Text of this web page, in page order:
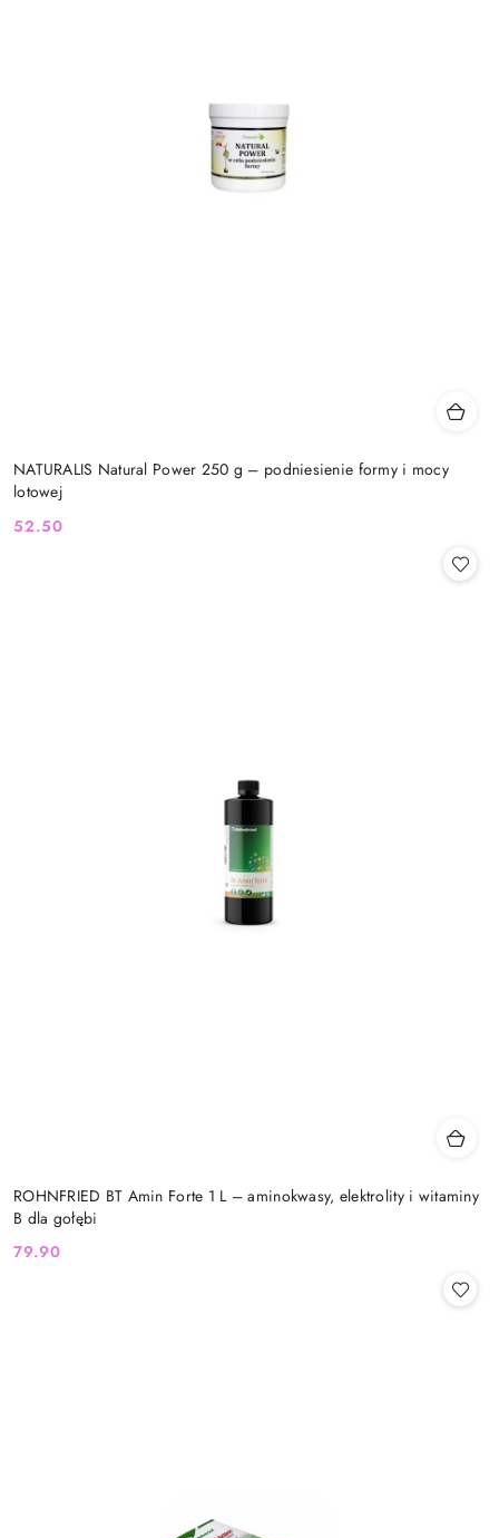
NATURALIS Natural Power 250 g – podniesienie formy i mocy
lotowej
Cena:
52.50
ROHNFRIED BT Amin Forte 1 L – aminokwasy, elektrolity i witaminy
B dla gołębi
Cena:
79.90